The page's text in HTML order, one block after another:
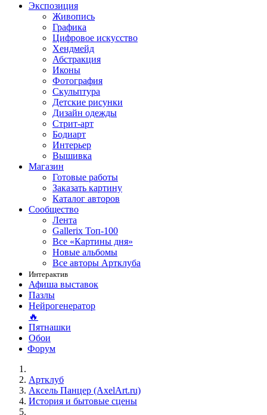
Экспозиция
Живопись
Графика
Цифровое искусство
Хендмейд
Абстракция
Иконы
Фотография
Скульптура
Детские рисунки
Дизайн одежды
Стрит-арт
Бодиарт
Интерьер
Вышивка
Магазин
Готовые работы
Заказать картину
Каталог авторов
Сообщество
Лента
Gallerix Топ-100
Все «Картины дня»
Новые альбомы
Все авторы Артклуба
Интерактив
Афиша выставок
Пазлы
Нейрогенератор
🔥
Пятнашки
Обои
Форум
Артклуб
Аксель Панцер (AxelArt.ru)
История и бытовые сцены